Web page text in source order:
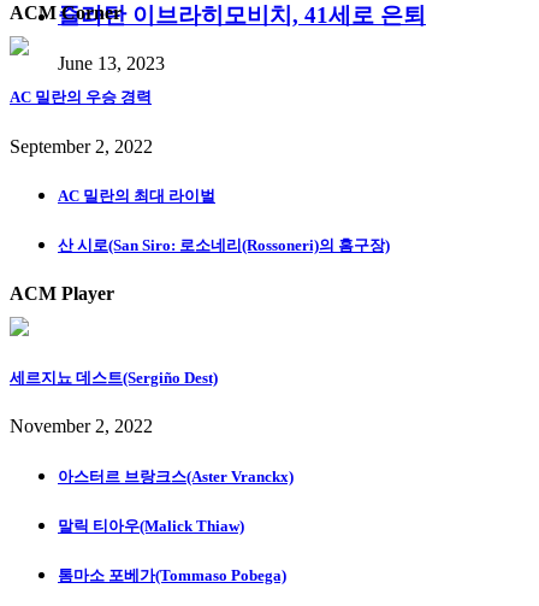
즐라탄 이브라히모비치, 41세로 은퇴
June 13, 2023
ACM Corner
AC 밀란의 우승 경력
September 2, 2022
AC 밀란의 최대 라이벌
산 시로(San Siro: 로소네리(Rossoneri)의 홈구장)
ACM Player
세르지뇨 데스트(Sergiño Dest)
November 2, 2022
아스터르 브랑크스(Aster Vranckx)
말릭 티아우(Malick Thiaw)
톰마소 포베가(Tommaso Pobega)